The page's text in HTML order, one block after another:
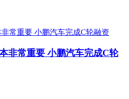
非常重要 小鹏汽车完成C轮